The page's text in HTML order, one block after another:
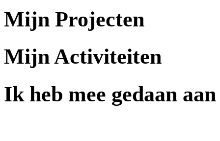
Mijn Projecten
Mijn Activiteiten
Ik heb mee gedaan aan